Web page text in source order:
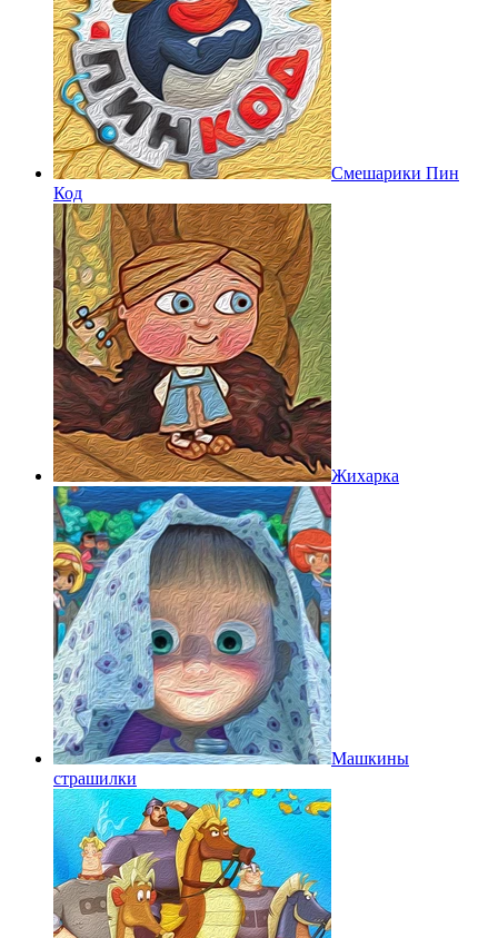
Смешарики Пин
Код
Жихарка
Машкины
страшилки